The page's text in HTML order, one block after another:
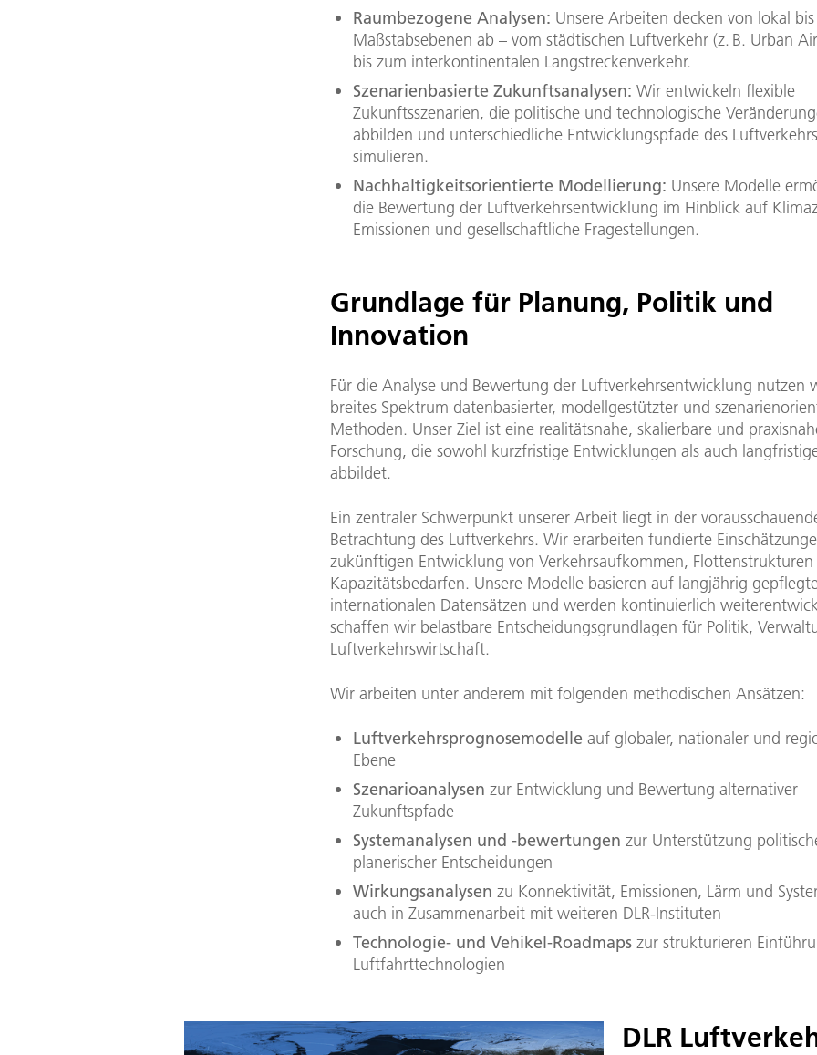
Raumbezogene Analysen: Unsere Arbeiten decken von lokal
Maßstabsebenen ab – vom städtischen Luftverkehr (z. B. Urban
bis zum interkontinentalen Langstreckenverkehr.
Szenarienbasierte Zukunftsanalysen: Wir entwickeln flexible
Zukunftsszenarien, die politische und technologische
abbilden und unterschiedliche Entwicklungspfade des Luftverkehrs
simulieren.
Nachhaltigkeitsorientierte Modellierung: Unsere Modelle
die Bewertung der Luftverkehrsentwicklung im Hinblick auf
Emissionen und gesellschaftliche Fragestellungen.
Grundlage für Planung, Politik und
Innovation
Für die Analyse und Bewertung der Luftverkehrsentwicklung nutzen
breites Spektrum datenbasierter, modellgestützter und
Methoden. Unser Ziel ist eine realitätsnahe, skalierbare und
Forschung, die sowohl kurzfristige Entwicklungen als auch
abbildet.
Ein zentraler Schwerpunkt unserer Arbeit liegt in der
Betrachtung des Luftverkehrs. Wir erarbeiten fundierte
zukünftigen Entwicklung von Verkehrsaufkommen,
Kapazitätsbedarfen. Unsere Modelle basieren auf langjährig
internationalen Datensätzen und werden kontinuierlich
schaffen wir belastbare Entscheidungsgrundlagen für Politik,
Luftverkehrswirtschaft.
Wir arbeiten unter anderem mit folgenden methodischen Ansätzen:
Luftverkehrsprognosemodelle auf globaler, nationaler und
Ebene
Szenarioanalysen zur Entwicklung und Bewertung alternativer
Zukunftspfade
Systemanalysen und -bewertungen zur Unterstützung
planerischer Entscheidungen
Wirkungsanalysen zu Konnektivität, Emissionen, Lärm und
auch in Zusammenarbeit mit weiteren DLR-Instituten
Technologie- und Vehikel-Roadmaps zur strukturieren
Luftfahrttechnologien
DLR